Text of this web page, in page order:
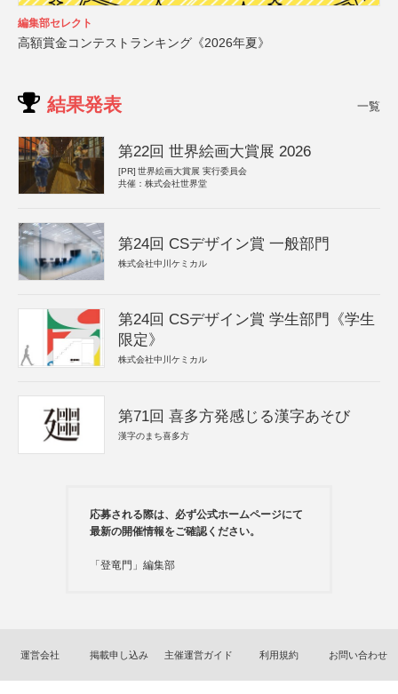
編集部セレクト
高額賞金コンテストランキング《2026年夏》
結果発表 一覧
第22回 世界絵画大賞展 2026
[PR] 世界絵画大賞展 実行委員会
共催：株式会社世界堂
第24回 CSデザイン賞 一般部門
株式会社中川ケミカル
第24回 CSデザイン賞 学生部門《学生
限定》
株式会社中川ケミカル
第71回 喜多方発感じる漢字あそび
漢字のまち喜多方
応募される際は、必ず公式ホームページにて
最新の開催情報をご確認ください。
「登竜門」編集部
運営会社 掲載申し込み 主催運営ガイド 利用規約 お問い合わせ